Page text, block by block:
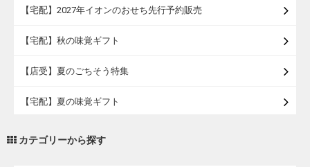
【宅配】2027年イオンのおせち先行予約販売
【宅配】秋の味覚ギフト
【店受】夏のごちそう特集
【宅配】夏の味覚ギフト
カテゴリーから探す